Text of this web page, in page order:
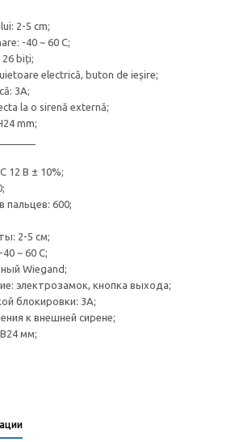
2-5 cm;
-40 ~ 60 C;
26 biți;
electrică, buton de ieșire;
3A;
la o sirenă externă;
mm;
12 В ± 10%;
пальцев: 600;
2-5 см;
~ 60 C;
Wiegand;
электрозамок, кнопка выхода;
блокировки: 3A;
к внешней сирене;
мм;